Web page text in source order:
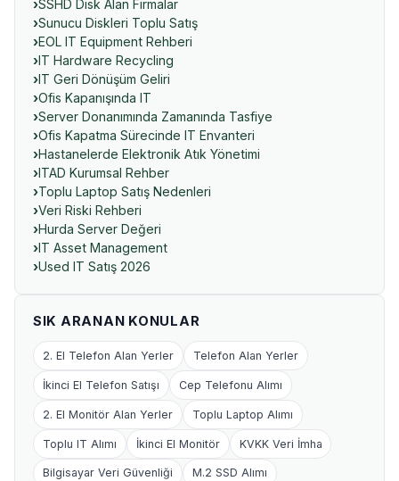
SSHD Disk Alan Firmalar
Sunucu Diskleri Toplu Satış
EOL IT Equipment Rehberi
IT Hardware Recycling
IT Geri Dönüşüm Geliri
Ofis Kapanışında IT
Server Donanımında Zamanında Tasfiye
Ofis Kapatma Sürecinde IT Envanteri
Hastanelerde Elektronik Atık Yönetimi
ITAD Kurumsal Rehber
Toplu Laptop Satış Nedenleri
Veri Riski Rehberi
Hurda Server Değeri
IT Asset Management
Used IT Satış 2026
SIK ARANAN KONULAR
2. El Telefon Alan Yerler Telefon Alan Yerler
İkinci El Telefon Satışı Cep Telefonu Alımı
2. El Monitör Alan Yerler Toplu Laptop Alımı
Toplu IT Alımı İkinci El Monitör KVKK Veri İmha
Bilgisayar Veri Güvenliği M.2 SSD Alımı